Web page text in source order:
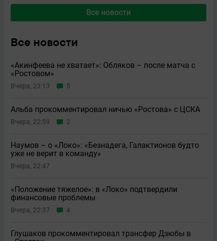
Все новости
Все новости
«Акинфеева не хватает»: Обляков – после матча с
«Ростовом»
Вчера, 23:13 5
Альба прокомментировал ничью «Ростова» с ЦСКА
Вчера, 22:59 2
Наумов – о «Локо»: «Безнадега, Галактионов будто
уже не верит в команду»
Вчера, 22:47
«Положение тяжелое»: в «Локо» подтвердили
финансовые проблемы
Вчера, 22:37 4
Глушаков прокомментировал трансфер Дзюбы в